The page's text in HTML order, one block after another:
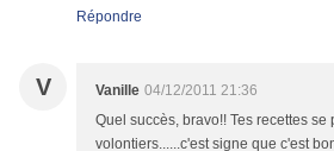
Répondre
V Vanille 04/12/2011 21:36
Quel succès, bravo!! Tes recettes se
volontiers......c'est signe que c'est